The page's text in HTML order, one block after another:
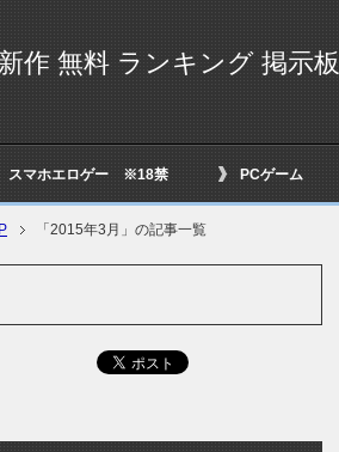
作 無料 ランキング 掲示板
スマホエロゲー ※18禁 PCゲーム
「2015年3月」の記事一覧